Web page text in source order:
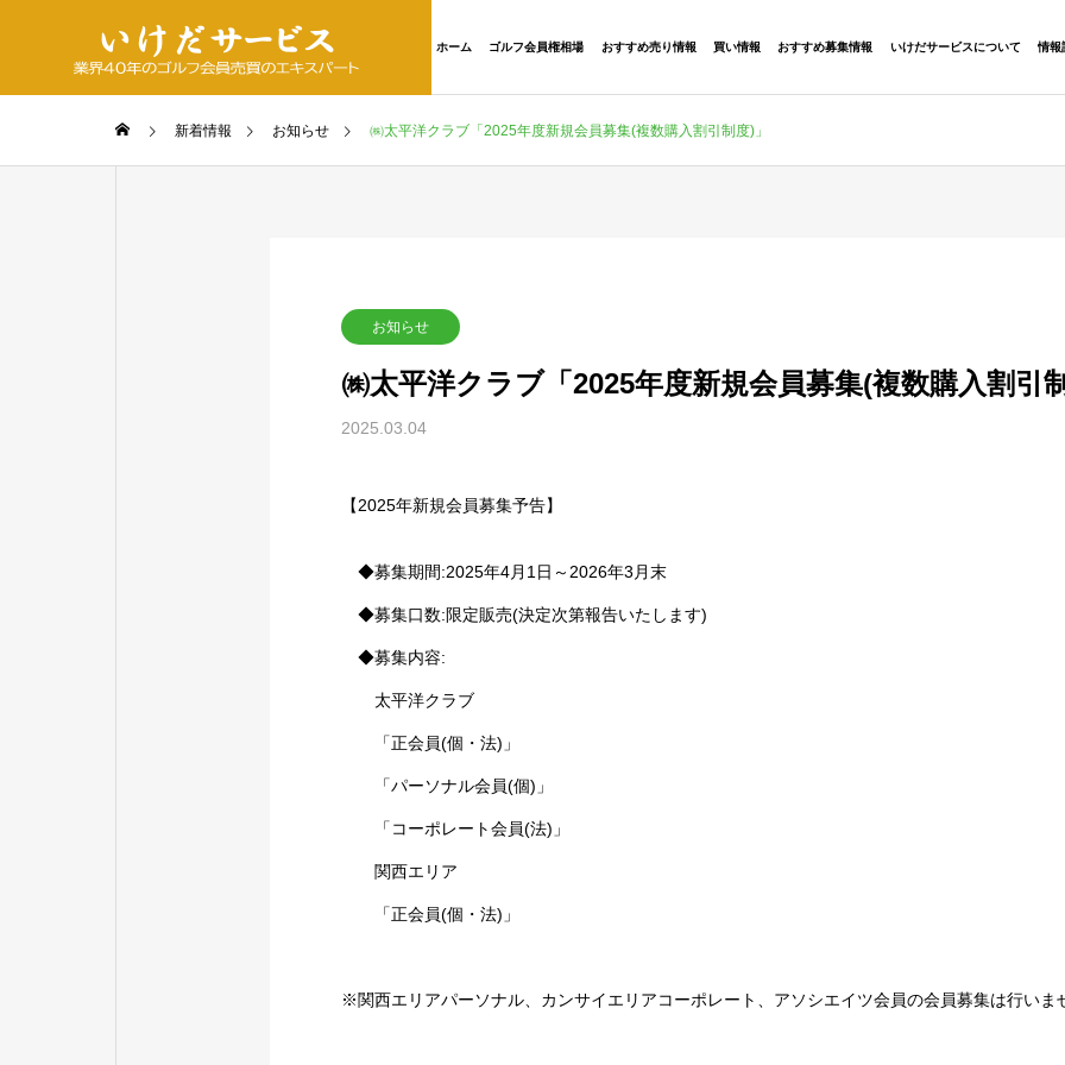
ホーム ゴルフ会員権相場 おすすめ売り情報 買い情報 おすすめ募集情報 いけだサービスについて 情報
新着情報 お知らせ ㈱太平洋クラブ「2025年度新規会員募集(複数購入割引制度)」
お知らせ
㈱太平洋クラブ「2025年度新規会員募集(複数購入割引
2025.03.04
【2025年新規会員募集予告】
◆募集期間:2025年4月1日～2026年3月末
◆募集口数:限定販売(決定次第報告いたします)
◆募集内容:
太平洋クラブ
「正会員(個・法)」
「パーソナル会員(個)」
「コーポレート会員(法)」
関西エリア
「正会員(個・法)」
※関西エリアパーソナル、カンサイエリアコーポレート、アソシエイツ会員の会員募集は行いま